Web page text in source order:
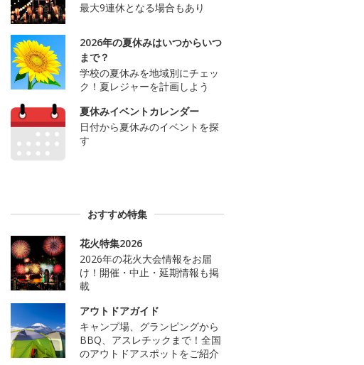
最大9連休となる場合もあり
2026年の夏休みはいつからいつ
まで？
学校の夏休みを地域別にチェッ
ク！夏レジャーを計画しよう
夏休みイベントカレンダー
日付から夏休みのイベントを探
す
おすすめ特集
花火特集2026
2026年の花火大会情報をお届
け！開催・中止・延期情報も掲
載
アウトドアガイド
キャンプ場、グランピングから
BBQ、アスレチックまで！全国
のアウトドアスポットをご紹介